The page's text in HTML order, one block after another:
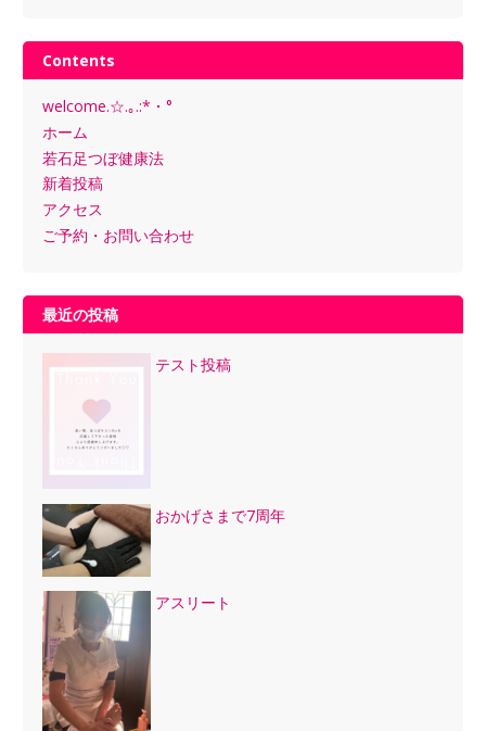
Contents
welcome.☆.｡.:*・°
ホーム
若石足つぼ健康法
新着投稿
アクセス
ご予約・お問い合わせ
最近の投稿
テスト投稿
おかげさまで7周年
アスリート